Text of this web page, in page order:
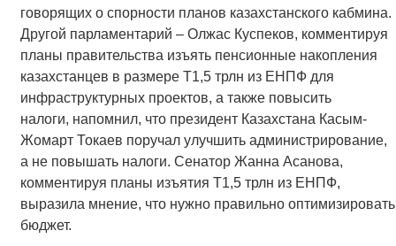
говорящих о спорности планов казахстанского кабмина.
Другой парламентарий – Олжас Куспеков, комментируя
планы правительства изъять пенсионные накопления
казахстанцев в размере Т1,5 трлн из ЕНПФ для
инфраструктурных проектов, а также повысить
налоги, напомнил, что президент Казахстана Касым-
Жомарт Токаев поручал улучшить администрирование,
а не повышать налоги. Сенатор Жанна Асанова,
комментируя планы изъятия Т1,5 трлн из ЕНПФ,
выразила мнение, что нужно правильно оптимизировать
бюджет.